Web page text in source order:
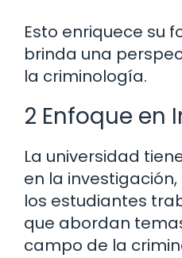
Esto enriquece su
brinda una
la criminología.
2 Enfoque en
La universidad
en la
los estudiantes
que abordan
campo de la